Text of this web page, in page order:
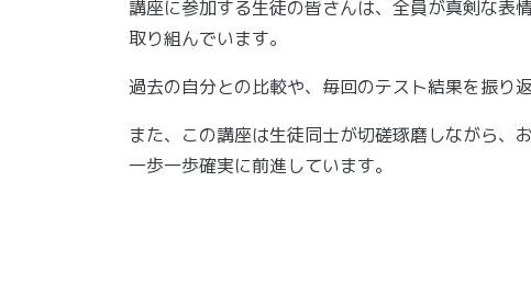
講座に参加する生徒の皆さんは、全員が真剣な表
取り組んでいます。
過去の自分との比較や、毎回のテスト結果を振り
また、この講座は生徒同士が切磋琢磨しながら、
一歩一歩確実に前進しています。